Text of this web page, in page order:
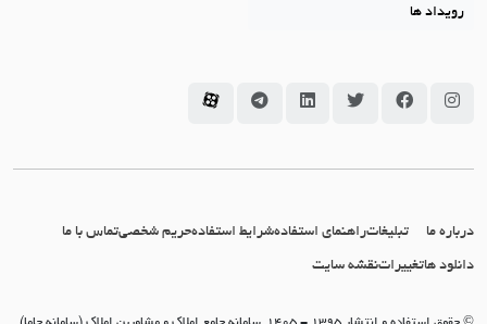
رویداد ها
سامانه جاما در اینستاگرام
سامانه جاما در فیسبوک
سامانه جاما در توئیتر
سامانه جاما در لینکداین
سامانه جاما در تلگرام
سامانه جاما در آپارات
درباره ما تبلیغاتراهنمای استفادهشرایط استفادهحریم شخصیتماس با ما
دانلود هاتغییراتنقشه سایت